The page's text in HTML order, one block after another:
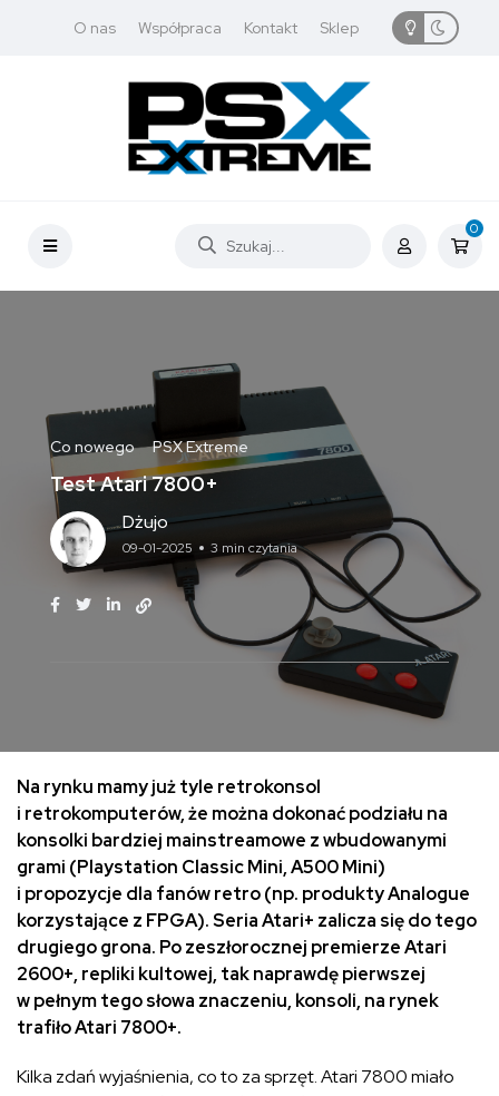
O nas Współpraca Kontakt Sklep
0
Co nowego PSX Extreme
Test Atari 7800+
Dżujo
09-01-2025 3 min czytania
Na rynku mamy już tyle retrokonsol
i retrokomputerów, że można dokonać podziału na
konsolki bardziej mainstreamowe z wbudowanymi
grami (Playstation Classic Mini, A500 Mini)
i propozycje dla fanów retro (np. produkty Analogue
korzystające z FPGA). Seria Atari+ zalicza się do tego
drugiego grona. Po zeszłorocznej premierze Atari
2600+, repliki kultowej, tak naprawdę pierwszej
w pełnym tego słowa znaczeniu, konsoli, na rynek
trafiło Atari 7800+.
Kilka zdań wyjaśnienia, co to za sprzęt. Atari 7800 miało